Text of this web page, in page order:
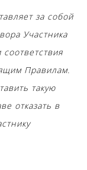
за собой
Участника
Правилам.
такую
отказать в